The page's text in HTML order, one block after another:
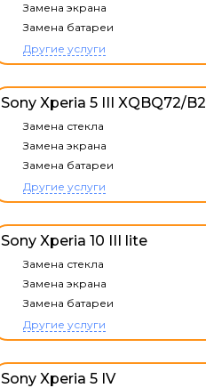
Замена экрана
Замена батареи
Другие услуги
Sony Xperia 5 III XQBQ72/B2
Замена стекла
Замена экрана
Замена батареи
Другие услуги
Sony Xperia 10 III lite
Замена стекла
Замена экрана
Замена батареи
Другие услуги
Sony Xperia 5 IV